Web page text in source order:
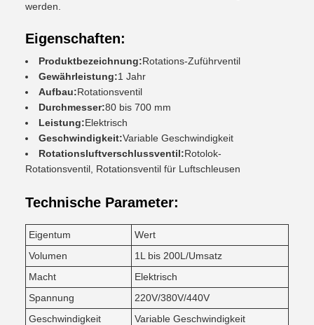
werden.
Eigenschaften:
Produktbezeichnung:Rotations-Zuführventil
Gewährleistung:1 Jahr
Aufbau:Rotationsventil
Durchmesser:80 bis 700 mm
Leistung:Elektrisch
Geschwindigkeit:Variable Geschwindigkeit
Rotationsluftverschlussventil:Rotolok-
Rotationsventil, Rotationsventil für Luftschleusen
Technische Parameter:
Eigentum
Wert
Volumen
1L bis 200L/Umsatz
Macht
Elektrisch
Spannung
220V/380V/440V
Geschwindigkeit
Variable Geschwindigkeit